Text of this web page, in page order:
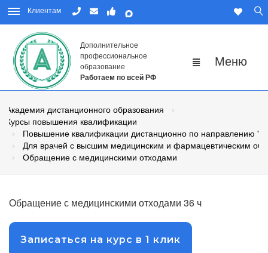
Клиентам
Дополнительное
профессиональное
образование
Работаем по всей РФ
Академия дистанционного образования
Курсы повышения квалификации
Повышение квалификации дистанционно по направлению
Для врачей с высшим медицинским и фармацевтическим
Обращение с медицинскими отходами
Обращение с медицинскими отходами 36 ч
Записаться на курс в 1 клик